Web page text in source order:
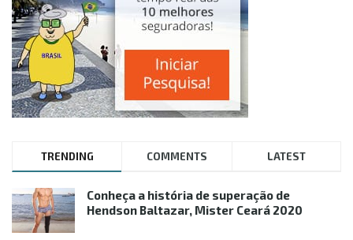
TRENDING COMMENTS LATEST
Conheça a história de superação de
Hendson Baltazar, Mister Ceará 2020